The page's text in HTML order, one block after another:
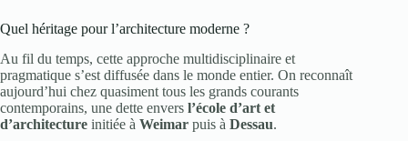
Quel héritage pour l’architecture moderne ?
Au fil du temps, cette approche multidisciplinaire et
pragmatique s’est diffusée dans le monde entier. On reconnaît
aujourd’hui chez quasiment tous les grands courants
contemporains, une dette envers l’école d’art et
d’architecture initiée à Weimar puis à Dessau.